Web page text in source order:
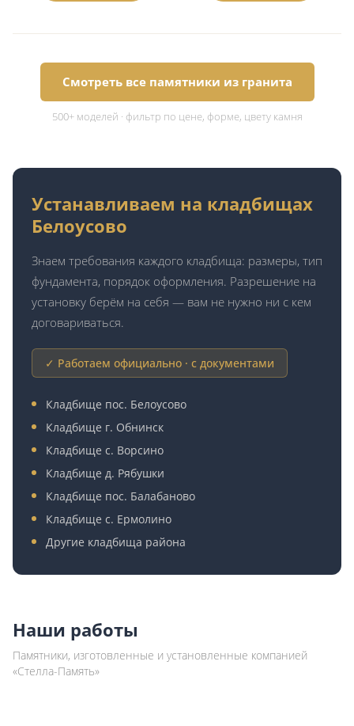
Смотреть все памятники из гранита
500+ моделей · фильтр по цене, форме, цвету камня
Устанавливаем на кладбищах
Белоусово
Знаем требования каждого кладбища: размеры, тип
фундамента, порядок оформления. Разрешение на
установку берём на себя — вам не нужно ни с кем
договариваться.
✓ Работаем официально · с документами
Кладбище пос. Белоусово
Кладбище г. Обнинск
Кладбище с. Ворсино
Кладбище д. Рябушки
Кладбище пос. Балабаново
Кладбище с. Ермолино
Другие кладбища района
Наши работы
Памятники, изготовленные и установленные компанией
«Стелла-Память»